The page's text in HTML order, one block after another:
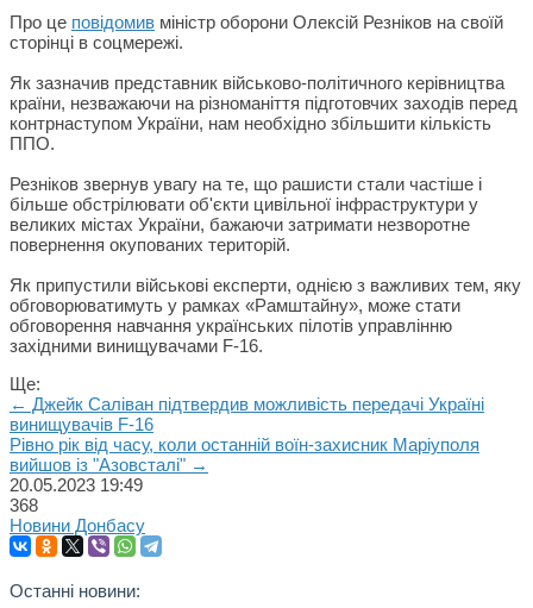
Про це повідомив міністр оборони Олексій Резніков на своїй
сторінці в соцмережі.
Як зазначив представник військово-політичного керівництва
країни, незважаючи на різноманіття підготовчих заходів перед
контрнаступом України, нам необхідно збільшити кількість
ППО.
Резніков звернув увагу на те, що рашисти стали частіше і
більше обстрілювати об'єкти цивільної інфраструктури у
великих містах України, бажаючи затримати незворотне
повернення окупованих територій.
Як припустили військові експерти, однією з важливих тем, яку
обговорюватимуть у рамках «Рамштайну», може стати
обговорення навчання українських пілотів управлінню
західними винищувачами F-16.
Ще:
← Джейк Саліван підтвердив можливість передачі Україні
винищувачів F-16
Рівно рік від часу, коли останній воїн-захисник Маріуполя
вийшов із "Азовсталі" →
20.05.2023 19:49
368
Новини Донбасу
Останні новини: